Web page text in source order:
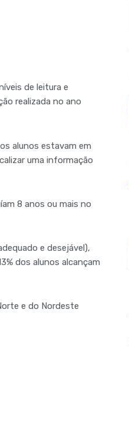
de leitura e
realizada no ano
alunos estavam em
uma informação
8 anos ou mais no
e desejável),
dos alunos alcançam
e do Nordeste